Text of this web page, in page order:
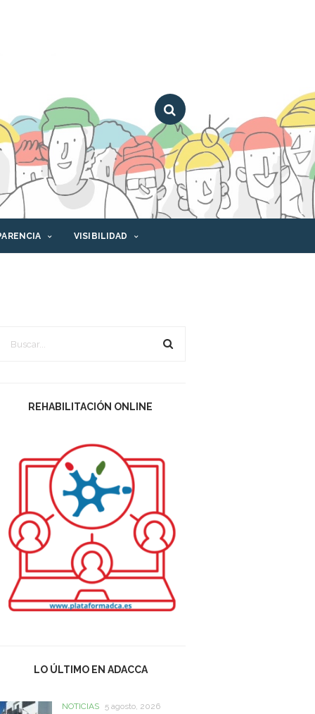
VISIBILIDAD
REHABILITACIÓN ONLINE
LO ÚLTIMO EN ADACCA
NOTICIAS 5 agosto, 2026